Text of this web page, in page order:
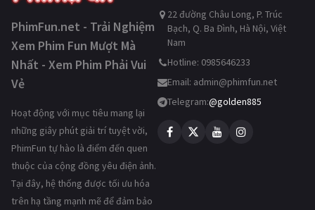
PhimFun.net - Trải Nghiệm
Xem Phim Fun Mượt Mà
Nhất - Xem Phim Phải Vui
Vẻ
Hoạt động với mục tiêu mang lại
những giây phút giải trí tuyệt vời,
PhimFun tự hào là điểm đến quen
thuộc của cộng đồng yêu điện ảnh.
Tại đây, hệ thống được tối ưu hóa
trên hạ tầng mạnh mẽ để đảm bảo
22 đường Châu Long, P. Trúc
Bạch, Q. Ba Đình, Hà Nội, Việt
Nam
Hotline: 0985646233
Email: admin@phimfun.net
Telegram:@golden885